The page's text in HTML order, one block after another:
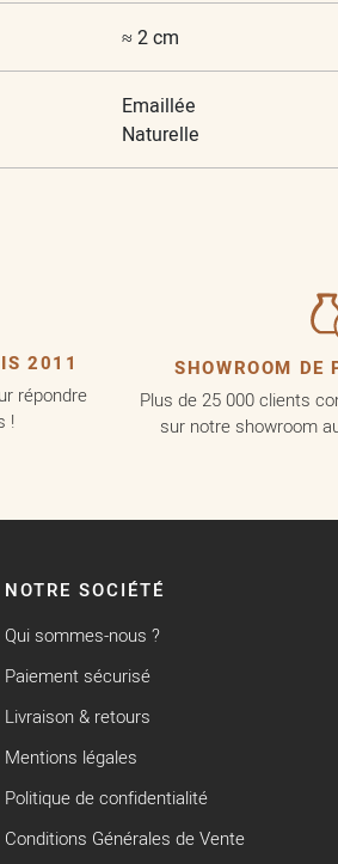
≈ 2 cm
Emaillée
Naturelle
2011
répondre
!
SHOWROOM
Plus de 25 000 clients
sur notre showroom
NOTRE SOCIÉTÉ
Qui sommes-nous ?
Paiement sécurisé
Livraison & retours
Mentions légales
Politique de confidentialité
Conditions Générales de Vente